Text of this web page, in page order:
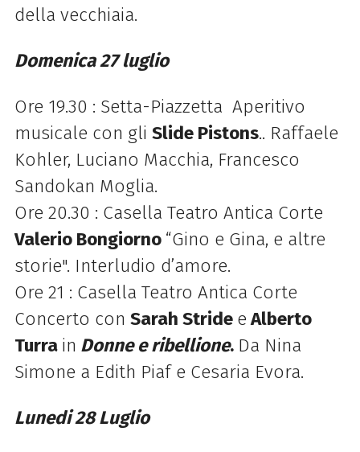
della vecchiaia.
Domenica 27 luglio
Ore 19.30 : Setta-Piazzetta Aperitivo
musicale con gli Slide Pistons.. Raffaele
Kohler, Luciano Macchia, Francesco
Sandokan Moglia.
Ore 20.30 : Casella Teatro Antica Corte
Valerio Bongiorno “Gino e Gina, e altre
storie". Interludio d’amore.
Ore 21 : Casella Teatro Antica Corte
Concerto con Sarah Stride eAlberto
Turra in Donne e ribellione. Da Nina
Simone a Edith Piaf e Cesaria Evora.
Lunedi 28 Luglio